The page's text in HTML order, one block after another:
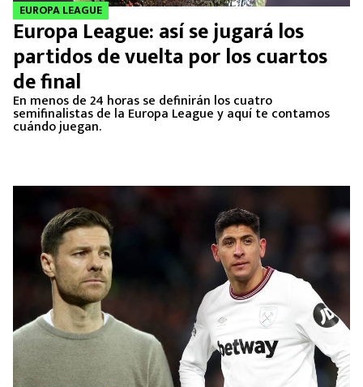
EUROPA LEAGUE
Europa League: así se jugará los
partidos de vuelta por los cuartos
de final
En menos de 24 horas se definirán los cuatro
semifinalistas de la Europa League y aquí te contamos
cuándo juegan.